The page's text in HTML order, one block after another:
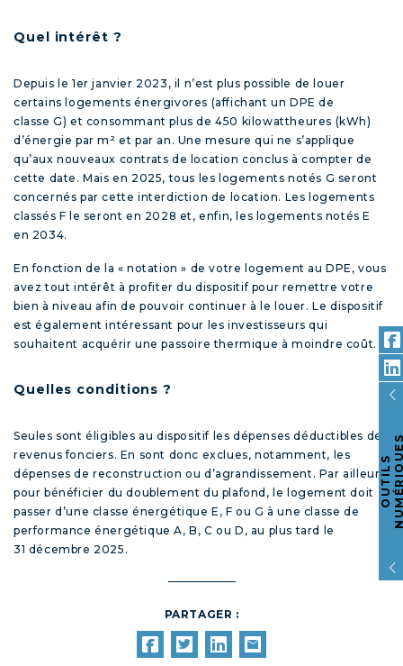
Quel intérêt ?
Depuis le 1er janvier 2023, il n’est plus possible de louer
certains logements énergivores (affichant un DPE de
classe G) et consommant plus de 450 kilowattheures (kWh)
d’énergie par m² et par an. Une mesure qui ne s’applique
qu’aux nouveaux contrats de location conclus à compter de
cette date. Mais en 2025, tous les logements notés G seront
concernés par cette interdiction de location. Les logements
classés F le seront en 2028 et, enfin, les logements notés E
en 2034.
En fonction de la « notation » de votre logement au DPE, vous
avez tout intérêt à profiter du dispositif pour remettre votre
bien à niveau afin de pouvoir continuer à le louer. Le dispositif
est également intéressant pour les investisseurs qui
souhaitent acquérir une passoire thermique à moindre coût.
Quelles conditions ?
Seules sont éligibles au dispositif les dépenses déductibles des
revenus fonciers. En sont donc exclues, notamment, les
dépenses de reconstruction ou d’agrandissement. Par ailleurs,
pour bénéficier du doublement du plafond, le logement doit
passer d’une classe énergétique E, F ou G à une classe de
performance énergétique A, B, C ou D, au plus tard le
31 décembre 2025.
PARTAGER :
O
U
T
I
L
S
N
U
M
É
R
I
Q
U
E